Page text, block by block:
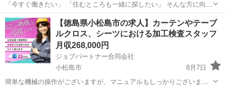
「今すぐ働きたい」 「住むところも一緒に探したい」 そんな方に向け
たお仕事をご紹介しています。 ◆ こんな方におすすめ ・すぐに働き
たい ・寮付きの仕事を探している ・所持金が少ない／今月が厳しい
...
徳島 勝浦郡 物流 未経験
【徳島県小松島市の求人】カーテンやテーブ
ルクロス、シーツにおける加工検査スタッフ
月収268,000円
ジョブパートナー合同会社
小松島市
8月7日
簡単な機械の操作がございますが、マニュアルもしっかりございます